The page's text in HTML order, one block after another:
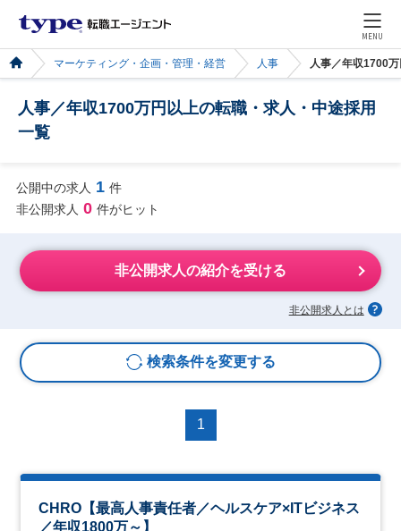
MENU
マーケティング・企画・管理・経営 人事 人事／年収1700
人事／年収1700万円以上の転職・求人・中途採用
一覧
公開中の求人 1 件
非公開求人 0 件がヒット
非公開求人の紹介を受ける
非公開求人とは
検索条件を変更する
1
CHRO【最高人事責任者／ヘルスケア×ITビジネス
／年収1800万～】